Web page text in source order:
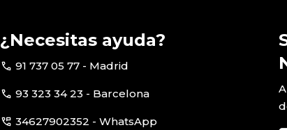
¿Necesitas ayuda?
call 91 737 05 77 - Madrid
call 93 323 34 23 - Barcelona
perm_phone_msg 34627902352 - WhatsApp